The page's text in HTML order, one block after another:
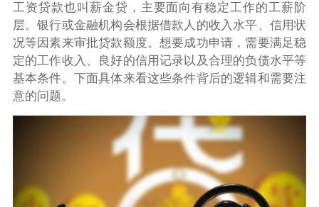
工资贷款也叫薪金贷，主要面向有稳定工作的工薪阶
层。银行或金融机构会根据借款人的收入水平、信用状
况等因素来审批贷款额度。想要成功申请，需要满足稳
定的工作收入、良好的信用记录以及合理的负债水平等
基本条件。下面具体来看这些条件背后的逻辑和需要注
意的问题。